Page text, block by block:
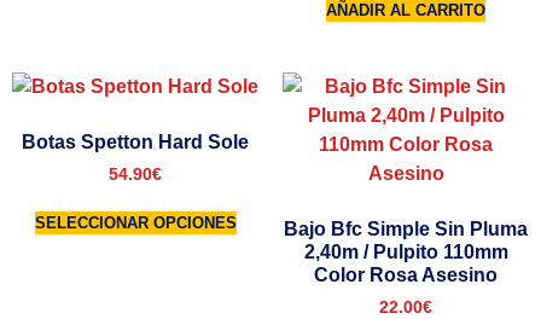
AÑADIR AL CARRITO
Botas Spetton Hard Sole
54.90€
SELECCIONAR OPCIONES
Bajo Bfc Simple Sin Pluma
2,40m / Pulpito 110mm
Color Rosa Asesino
22.00€